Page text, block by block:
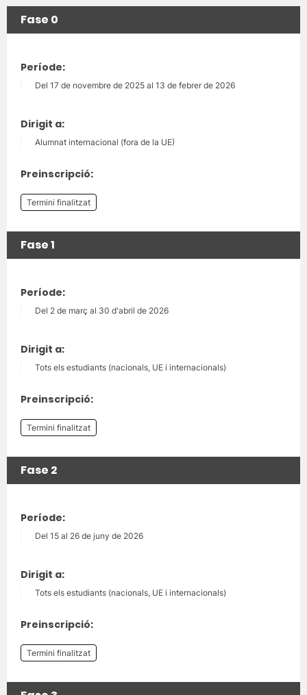
Fase 0
Període:
Del 17 de novembre de 2025 al 13 de febrer de 2026
Dirigit a:
Alumnat internacional (fora de la UE)
Preinscripció:
Termini finalitzat
Fase 1
Període:
Del 2 de març al 30 d'abril de 2026
Dirigit a:
Tots els estudiants (nacionals, UE i internacionals)
Preinscripció:
Termini finalitzat
Fase 2
Període:
Del 15 al 26 de juny de 2026
Dirigit a:
Tots els estudiants (nacionals, UE i internacionals)
Preinscripció:
Termini finalitzat